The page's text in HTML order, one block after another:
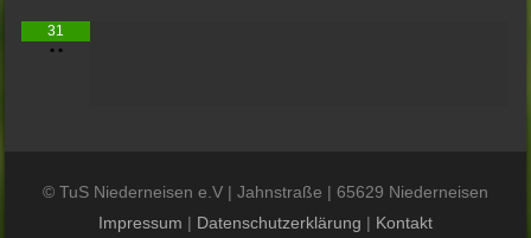
31
• •
© TuS Niederneisen e.V | Jahnstraße | 65629 Niederneisen
Impressum | Datenschutzerklärung | Kontakt